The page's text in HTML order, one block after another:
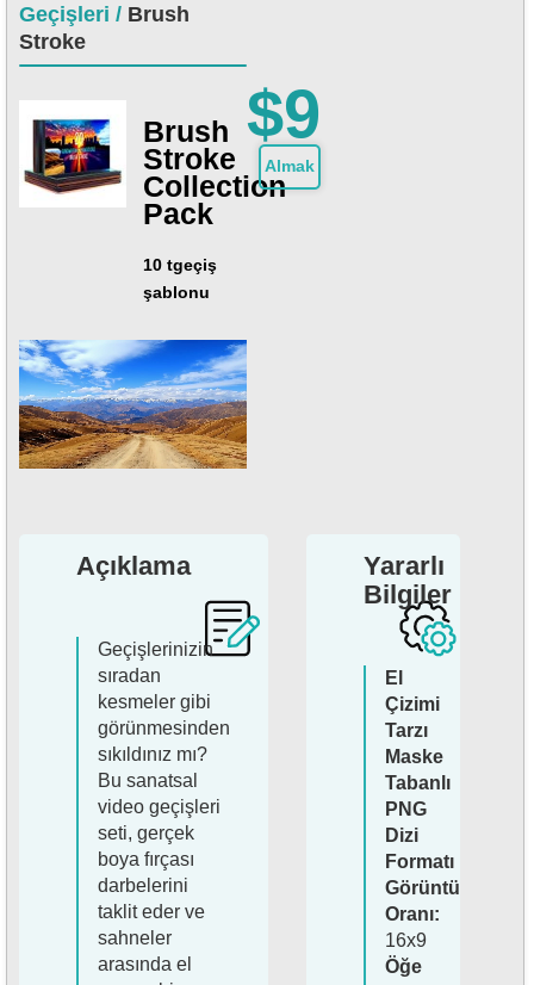
Geçişleri / Brush
Stroke
Brush
Stroke
Collection
Pack
10 tgeçiş
şablonu
$9
Almak
Açıklama
Geçişlerinizin
sıradan
kesmeler gibi
görünmesinden
sıkıldınız mı?
Bu sanatsal
video geçişleri
seti, gerçek
boya fırçası
darbelerini
taklit eder ve
sahneler
arasında el
Yararlı
Bilgiler
El
Çizimi
Tarzı
Maske
Tabanlı
PNG
Dizi
Formatı
Görüntü
Oranı:
16x9
Öğe